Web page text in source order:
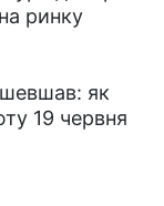
ринку
як
19 червня